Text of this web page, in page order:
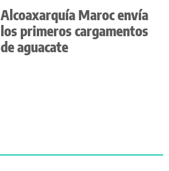
Alcoaxarquía Maroc envía
los primeros cargamentos
de aguacate